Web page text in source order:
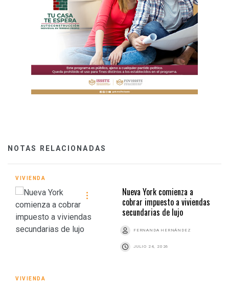
NOTAS RELACIONADAS
VIVIENDA
Nueva York comienza a
cobrar impuesto a viviendas
secundarias de lujo
FERNANDA HERNÁNDEZ
JULIO 24, 2026
VIVIENDA